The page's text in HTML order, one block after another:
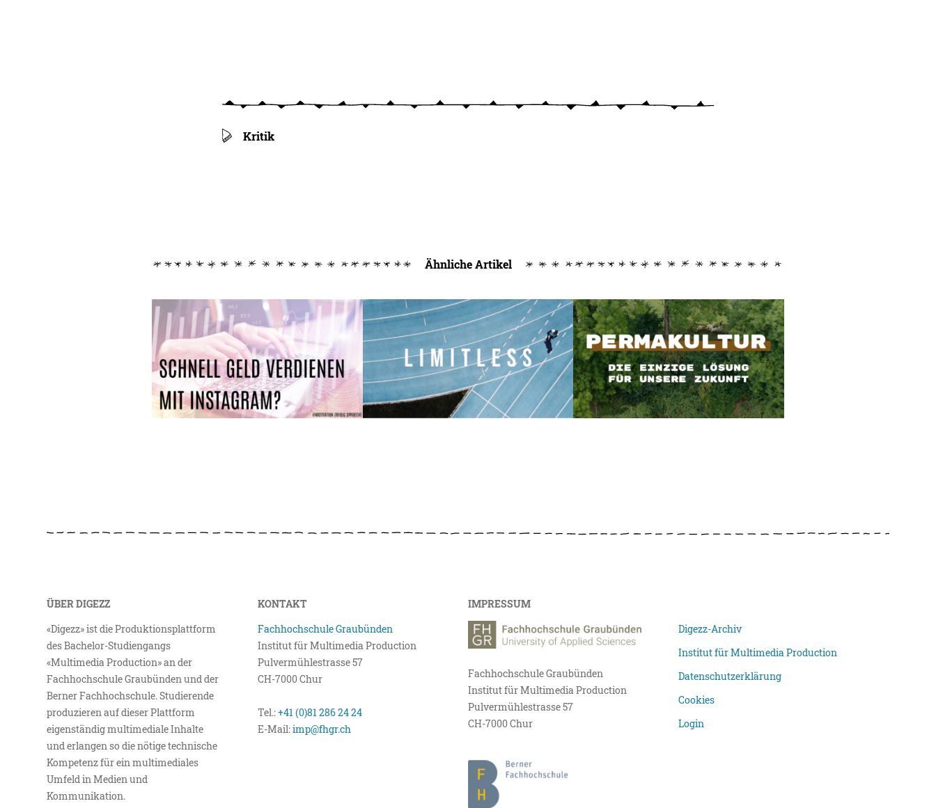
Kritik
Ähnliche Artikel
ÜBER DIGEZZ
«Digezz» ist die Produktionsplattform
des Bachelor-Studiengangs
«Multimedia Production» an der
Fachhochschule Graubünden und der
Berner Fachhochschule. Studierende
produzieren auf dieser Plattform
eigenständig multimediale Inhalte
und erlangen so die nötige technische
Kompetenz für ein multimediales
Umfeld in Medien und
Kommunikation.
KONTAKT
Fachhochschule Graubünden
Institut für Multimedia Production
Pulvermühlestrasse 57
CH-7000 Chur
Tel.:+41 (0)81 286 24 24
E-Mail:imp@fhgr.ch
IMPRESSUM
Fachhochschule Graubünden
Institut für Multimedia Production
Pulvermühlestrasse 57
CH-7000 Chur
Digezz-Archiv
Institut für Multimedia Production
Datenschutzerklärung
Cookies
Login